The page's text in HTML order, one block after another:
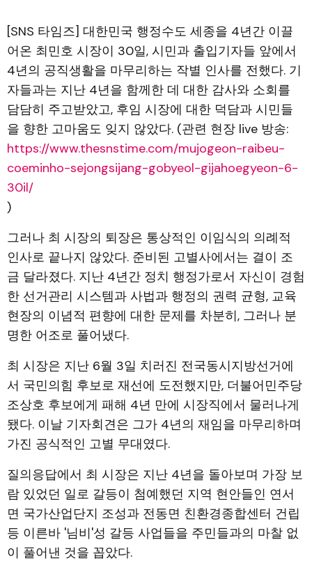
[SNS 타임즈] 대한민국 행정수도 세종을 4년간 이끌
어온 최민호 시장이 30일, 시민과 출입기자들 앞에서
4년의 공직생활을 마무리하는 작별 인사를 전했다. 기
자들과는 지난 4년을 함께한 데 대한 감사와 소회를
담담히 주고받았고, 후임 시장에 대한 덕담과 시민들
을 향한 고마움도 잊지 않았다. (관련 현장 live 방송:
https://www.thesnstime.com/mujogeon-raibeu-
coeminho-sejongsijang-gobyeol-gijahoegyeon-6-
30il/
)
그러나 최 시장의 퇴장은 통상적인 이임식의 의례적
인사로 끝나지 않았다. 준비된 고별사에서는 결이 조
금 달라졌다. 지난 4년간 정치 행정가로서 자신이 경험
한 선거관리 시스템과 사법과 행정의 권력 균형, 교육
현장의 이념적 편향에 대한 문제를 차분히, 그러나 분
명한 어조로 풀어냈다.
최 시장은 지난 6월 3일 치러진 전국동시지방선거에
서 국민의힘 후보로 재선에 도전했지만, 더불어민주당
조상호 후보에게 패해 4년 만에 시장직에서 물러나게
됐다. 이날 기자회견은 그가 4년의 재임을 마무리하며
가진 공식적인 고별 무대였다.
질의응답에서 최 시장은 지난 4년을 돌아보며 가장 보
람 있었던 일로 갈등이 첨예했던 지역 현안들인 연서
면 국가산업단지 조성과 전동면 친환경종합센터 건립
등 이른바 '님비'성 갈등 사업들을 주민들과의 마찰 없
이 풀어낸 것을 꼽았다.